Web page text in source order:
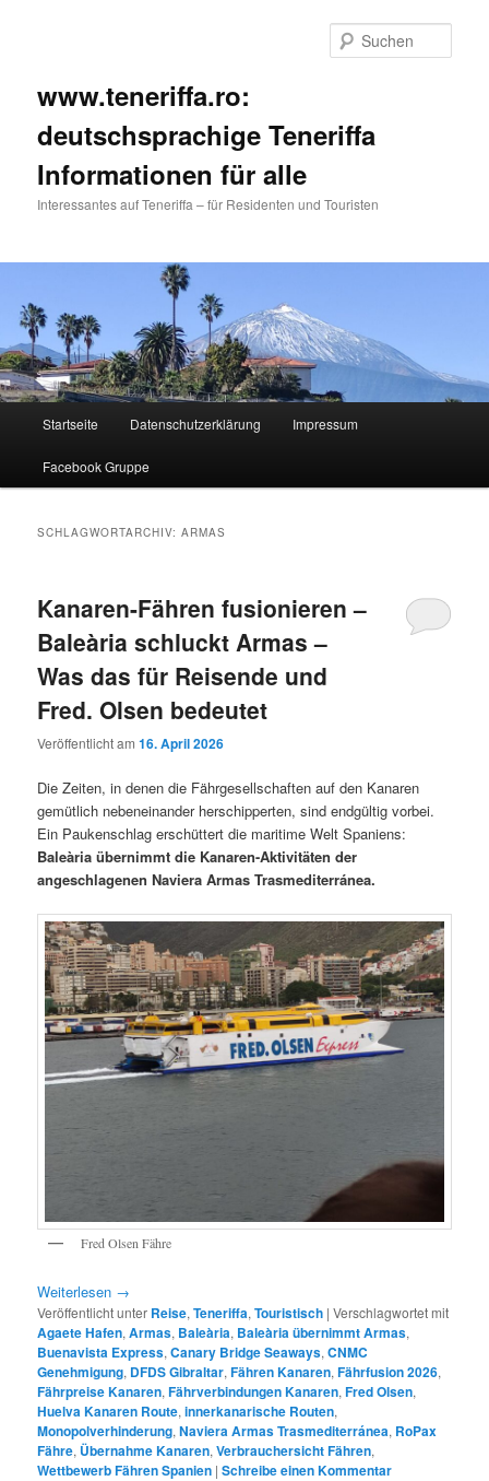
www.teneriffa.ro:
deutschsprachige Teneriffa
Informationen für alle
Interessantes auf Teneriffa – für Residenten und Touristen
Zum
primären
Zum
sekundären
Startseite Datenschutzerklärung Impressum
Facebook Gruppe
SCHLAGWORTARCHIV:ARMAS
Kanaren-Fähren fusionieren –
Baleària schluckt Armas –
Was das für Reisende und
Fred. Olsen bedeutet
Veröffentlicht am16. April 2026
Die Zeiten, in denen die Fährgesellschaften auf den Kanaren
gemütlich nebeneinander herschipperten, sind endgültig vorbei.
Ein Paukenschlag erschüttert die maritime Welt Spaniens:
Baleària übernimmt die Kanaren-Aktivitäten der
angeschlagenen Naviera Armas Trasmediterránea.
Fred Olsen Fähre
Weiterlesen →
Veröffentlicht unter Reise,Teneriffa,Touristisch |Verschlagwortet mit
Agaete Hafen,Armas, Baleària, Baleària übernimmt Armas,
Buenavista Express,Canary Bridge Seaways,CNMC
Genehmigung, DFDS Gibraltar,Fähren Kanaren,Fährfusion 2026,
Fährpreise Kanaren,Fährverbindungen Kanaren,Fred Olsen,
Huelva Kanaren Route,innerkanarische Routen,
Monopolverhinderung,Naviera Armas Trasmediterránea, RoPax
Fähre, Übernahme Kanaren,Verbrauchersicht Fähren,
Wettbewerb Fähren Spanien |Schreibe einen Kommentar